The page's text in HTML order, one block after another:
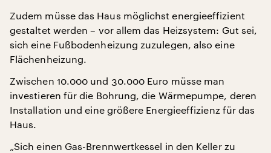
Zudem müsse das Haus möglichst energieeffizient
gestaltet werden – vor allem das Heizsystem: Gut sei,
sich eine Fußbodenheizung zuzulegen, also eine
Flächenheizung.
Zwischen 10.000 und 30.000 Euro müsse man
investieren für die Bohrung, die Wärmepumpe, deren
Installation und eine größere Energieeffizienz für das
Haus.
„Sich einen Gas-Brennwertkessel in den Keller zu